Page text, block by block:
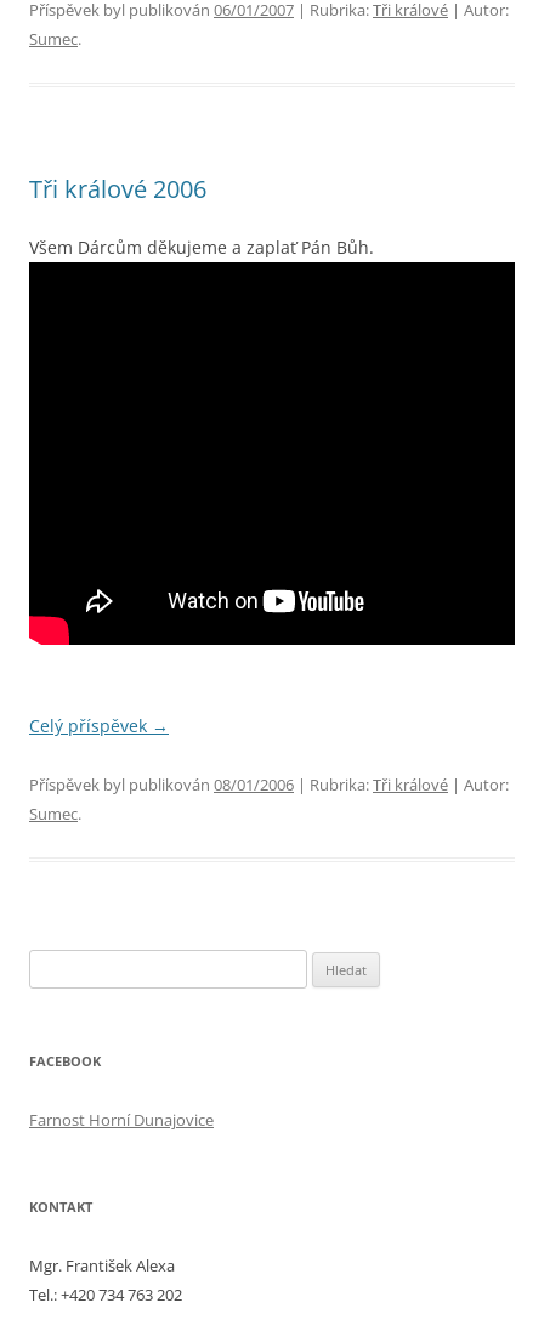
Příspěvek byl publikován 06/01/2007 | Rubrika:Tři králové | Autor:
Sumec.
Tři králové 2006
Všem Dárcům děkujeme a zaplať Pán Bůh.
Celý příspěvek →
Příspěvek byl publikován 08/01/2006 | Rubrika:Tři králové | Autor:
Sumec.
FACEBOOK
Farnost Horní Dunajovice
KONTAKT
Mgr. František Alexa
Tel.: +420 734 763 202